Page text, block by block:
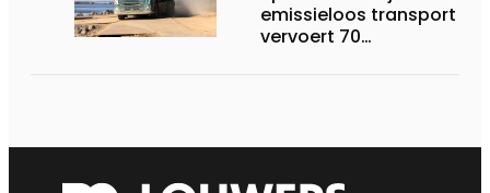
emissieloos transport
vervoert 70